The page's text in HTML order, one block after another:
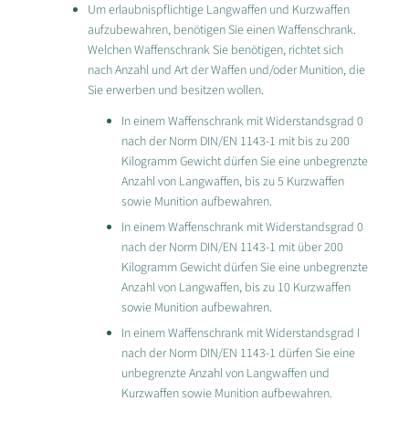
Um erlaubnispflichtige Langwaffen und Kurzwaffen
aufzubewahren, benötigen Sie einen Waffenschrank.
Welchen Waffenschrank Sie benötigen, richtet sich
nach Anzahl und Art der Waffen und/oder Munition, die
Sie erwerben und besitzen wollen.
In einem Waffenschrank mit Widerstandsgrad 0
nach der Norm DIN/EN 1143-1 mit bis zu 200
Kilogramm Gewicht dürfen Sie eine unbegrenzte
Anzahl von Langwaffen, bis zu 5 Kurzwaffen
sowie Munition aufbewahren.
In einem Waffenschrank mit Widerstandsgrad 0
nach der Norm DIN/EN 1143-1 mit über 200
Kilogramm Gewicht dürfen Sie eine unbegrenzte
Anzahl von Langwaffen, bis zu 10 Kurzwaffen
sowie Munition aufbewahren.
In einem Waffenschrank mit Widerstandsgrad I
nach der Norm DIN/EN 1143-1 dürfen Sie eine
unbegrenzte Anzahl von Langwaffen und
Kurzwaffen sowie Munition aufbewahren.